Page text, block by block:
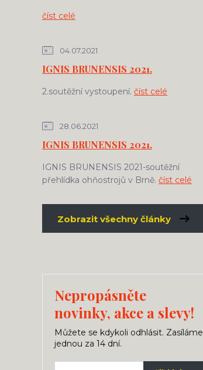
číst celé
04.07.2021
IGNIS BRUNENSIS 2021.
2.soutěžní vystoupení. číst celé
28.06.2021
IGNIS BRUNENSIS 2021.
IGNIS BRUNENSIS 2021-soutěžní
přehlídka ohňostrojů v Brně. číst celé
Zobrazit všechny články
Nepropásněte
novinky, akce a slevy!
Můžete se kdykoli odhlásit. Zasíláme
jednou za 14 dní.